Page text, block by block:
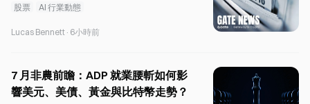
股票 AI 行業動態
Lucas Bennett · 6小時前
7 月非農前瞻：ADP 就業腰斬如何影
響美元、美債、黃金與比特幣走勢？